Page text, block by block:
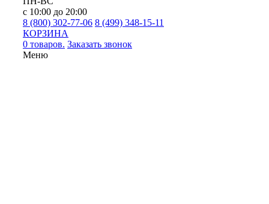
с 10:00 до 20:00
8 (800) 302-77-06 8 (499) 348-15-11
КОРЗИНА
0 товаров. Заказать звонок
Меню